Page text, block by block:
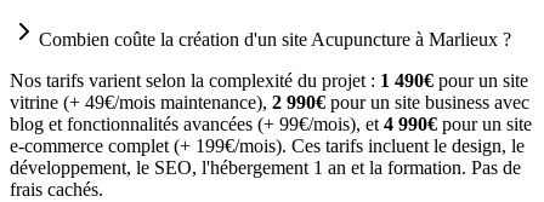
Combien coûte la création d'un site Acupuncture à Marlieux ?
Nos tarifs varient selon la complexité du projet : 1 490€ pour un site
vitrine (+ 49€/mois maintenance), 2 990€ pour un site business avec
blog et fonctionnalités avancées (+ 99€/mois), et 4 990€ pour un site
e-commerce complet (+ 199€/mois). Ces tarifs incluent le design, le
développement, le SEO, l'hébergement 1 an et la formation. Pas de
frais cachés.